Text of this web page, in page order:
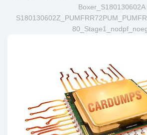
Boxer_S180130602A